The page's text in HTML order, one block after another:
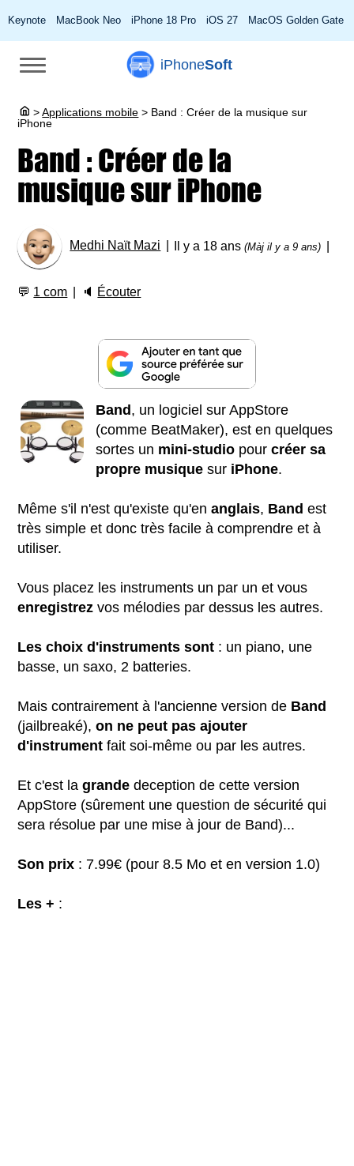
Keynote MacBook Neo iPhone 18 Pro iOS 27 MacOS Golden Gate
iPhoneSoft
> Applications mobile > Band : Créer de la musique sur
iPhone
Band : Créer de la
musique sur iPhone
Medhi Naït Mazi Il y a 18 ans(Màj il y a 9 ans)
💬 1 com 🔈 Écouter
Band, un logiciel sur AppStore
(comme BeatMaker), est en quelques
sortes un mini-studio pourcréer sa
propre musique sur iPhone.
Même s'il n'est qu'existe qu'enanglais, Band est
très simple et donc très facile à comprendre et à
utiliser.
Vous placez les instruments un par un et vous
enregistrez vos mélodies par dessus les autres.
Les choix d'instruments sont : un piano, une
basse, un saxo, 2 batteries.
Mais contrairement à l'ancienne version de Band
(jailbreaké),on ne peut pas ajouter
d'instrument fait soi-même ou par les autres.
Et c'est lagrande deception de cette version
AppStore (sûrement une question de sécurité qui
sera résolue par une mise à jour de Band)...
Son prix : 7.99€ (pour 8.5 Mo et en version 1.0)
Les + :